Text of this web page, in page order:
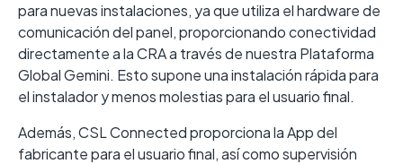
para nuevas instalaciones, ya que utiliza el hardware de
comunicación del panel, proporcionando conectividad
directamente a la CRA a través de nuestra Plataforma
Global Gemini. Esto supone una instalación rápida para
el instalador y menos molestias para el usuario final.
Además, CSL Connected proporciona la App del
fabricante para el usuario final, así como supervisión